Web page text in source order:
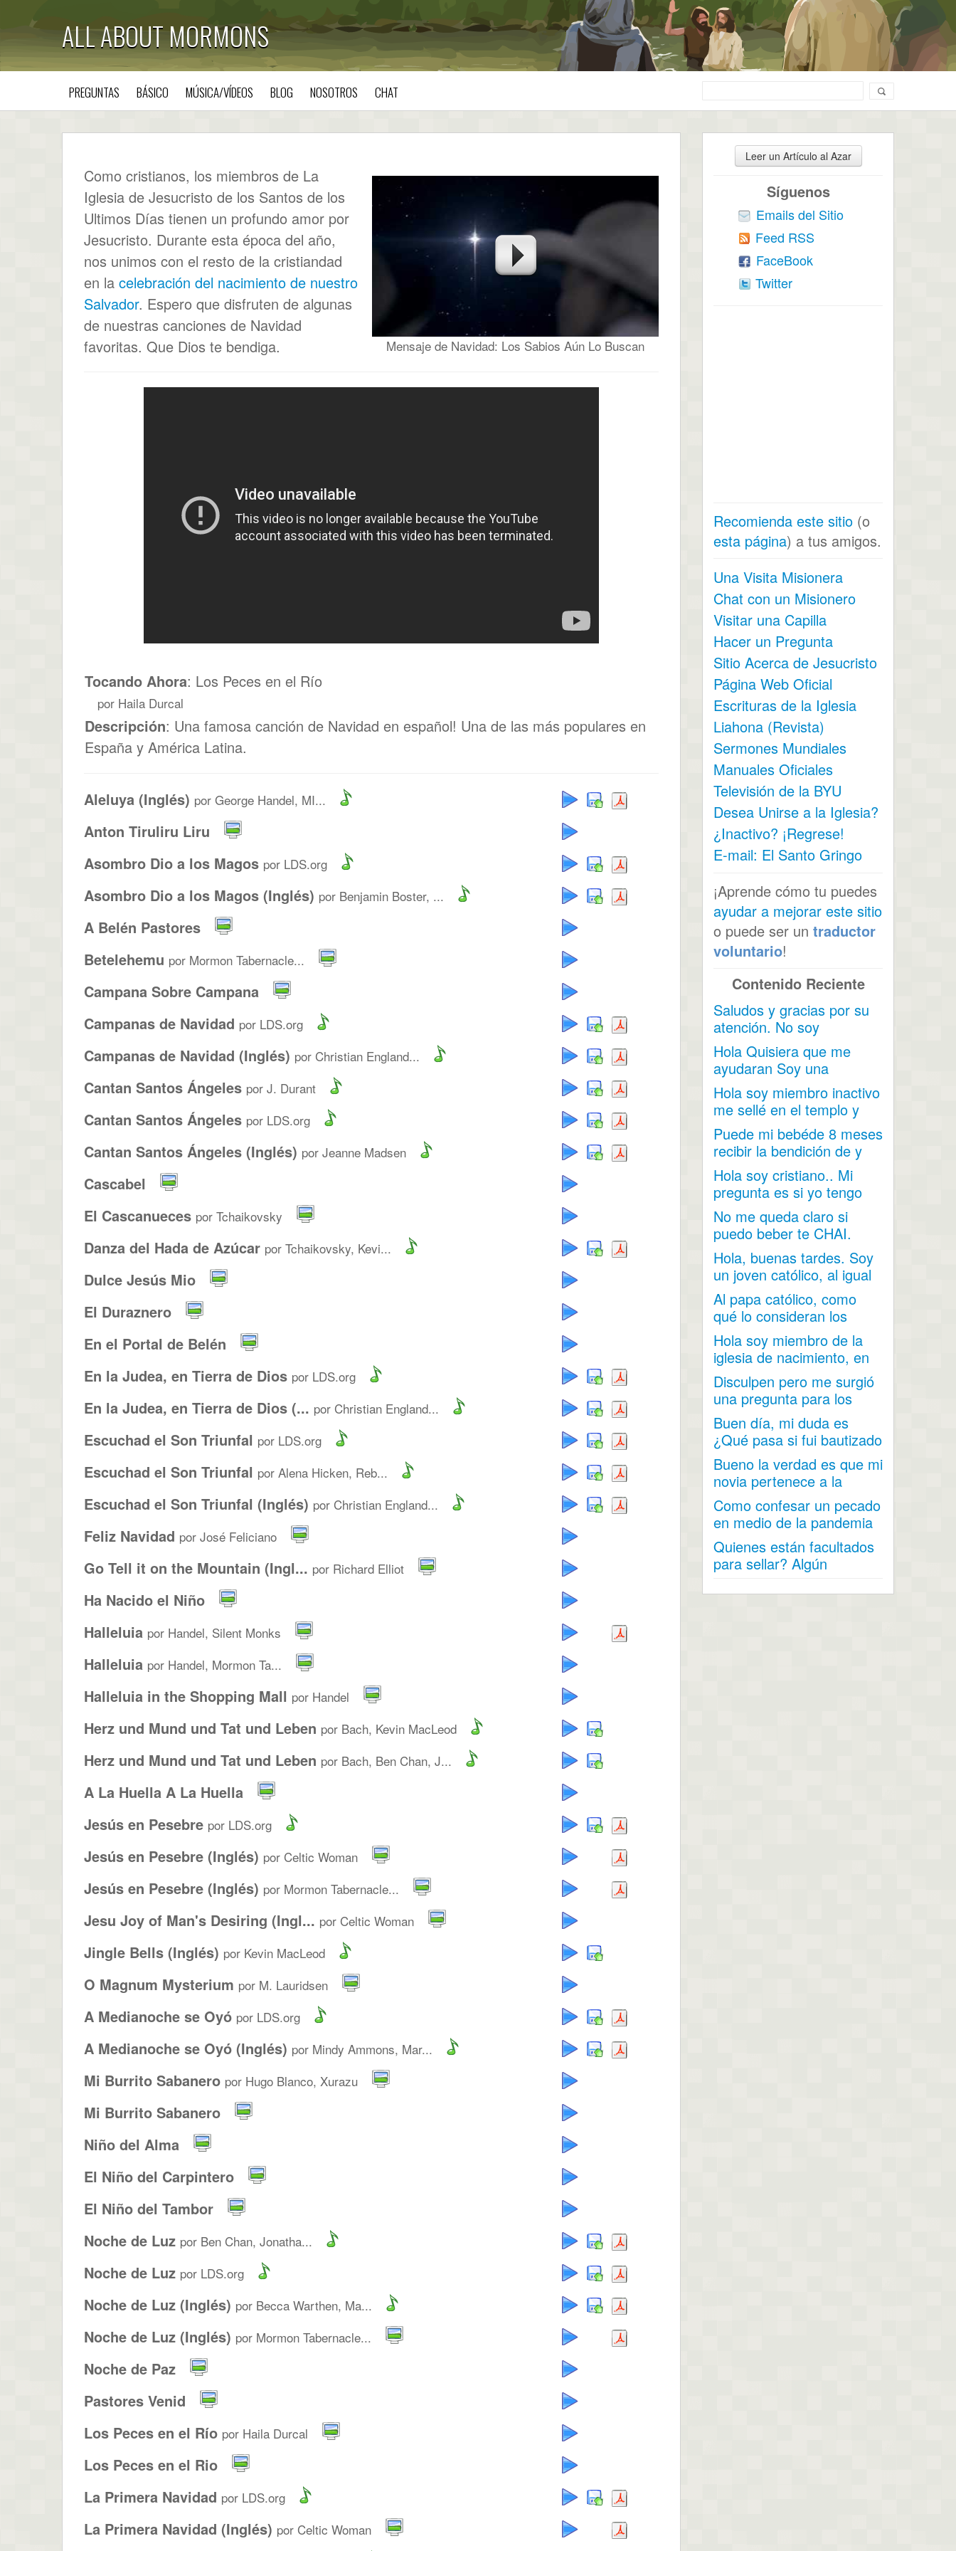
ALL ABOUT MORMONS
PREGUNTAS BÁSICO MÚSICA/VÍDEOS BLOG NOSOTROS CHAT
Mensaje de Navidad: Los Sabios Aún Lo Buscan
Como cristianos, los miembros de La
Iglesia de Jesucristo de los Santos de los
Ultimos Días tienen un profundo amor por
Jesucristo. Durante esta época del año,
nos unimos con el resto de la cristiandad
en la celebración del nacimiento de nuestro
Salvador. Espero que disfruten de algunas
de nuestras canciones de Navidad
favoritas. Que Dios te bendiga.
Tocando Ahora: Los Peces en el Río
por Haila Durcal
Descripción: Una famosa canción de Navidad en español! Una de las más populares en
España y América Latina.
Aleluya (Inglés) por George Handel, MI...
Anton Tiruliru Liru
Asombro Dio a los Magos por LDS.org
Asombro Dio a los Magos (Inglés) por Benjamin Boster, ...
A Belén Pastores
Betelehemu por Mormon Tabernacle...
Campana Sobre Campana
Campanas de Navidad por LDS.org
Campanas de Navidad (Inglés) por Christian England...
Cantan Santos Ángeles por J. Durant
Cantan Santos Ángeles por LDS.org
Cantan Santos Ángeles (Inglés) por Jeanne Madsen
Cascabel
El Cascanueces por Tchaikovsky
Danza del Hada de Azúcar por Tchaikovsky, Kevi...
Dulce Jesús Mio
El Duraznero
En el Portal de Belén
En la Judea, en Tierra de Dios por LDS.org
En la Judea, en Tierra de Dios (... por Christian England...
Escuchad el Son Triunfal por LDS.org
Escuchad el Son Triunfal por Alena Hicken, Reb...
Escuchad el Son Triunfal (Inglés) por Christian England...
Feliz Navidad por José Feliciano
Go Tell it on the Mountain (Ingl... por Richard Elliot
Ha Nacido el Niño
Halleluia por Handel, Silent Monks
Halleluia por Handel, Mormon Ta...
Halleluia in the Shopping Mall por Handel
Herz und Mund und Tat und Leben por Bach, Kevin MacLeod
Herz und Mund und Tat und Leben por Bach, Ben Chan, J...
A La Huella A La Huella
Jesús en Pesebre por LDS.org
Jesús en Pesebre (Inglés) por Celtic Woman
Jesús en Pesebre (Inglés) por Mormon Tabernacle...
Jesu Joy of Man's Desiring (Ingl... por Celtic Woman
Jingle Bells (Inglés) por Kevin MacLeod
O Magnum Mysterium por M. Lauridsen
A Medianoche se Oyó por LDS.org
A Medianoche se Oyó (Inglés) por Mindy Ammons, Mar...
Mi Burrito Sabanero por Hugo Blanco, Xurazu
Mi Burrito Sabanero
Niño del Alma
El Niño del Carpintero
El Niño del Tambor
Noche de Luz por Ben Chan, Jonatha...
Noche de Luz por LDS.org
Noche de Luz (Inglés) por Becca Warthen, Ma...
Noche de Luz (Inglés) por Mormon Tabernacle...
Noche de Paz
Pastores Venid
Los Peces en el Río por Haila Durcal
Los Peces en el Rio
La Primera Navidad por LDS.org
La Primera Navidad (Inglés) por Celtic Woman
Leer un Artículo al Azar
Síguenos
Emails del Sitio
Feed RSS
FaceBook
Twitter
Recomienda este sitio (o
esta página) a tus amigos.
Una Visita Misionera
Chat con un Misionero
Visitar una Capilla
Hacer un Pregunta
Sitio Acerca de Jesucristo
Página Web Oficial
Escrituras de la Iglesia
Liahona (Revista)
Sermones Mundiales
Manuales Oficiales
Televisión de la BYU
Desea Unirse a la Iglesia?
¿Inactivo? ¡Regrese!
E-mail: El Santo Gringo
¡Aprende cómo tu puedes
ayudar a mejorar este sitio
o puede ser un traductor
voluntario!
Contenido Reciente
Saludos y gracias por su
atención. No soy
mormona pero tengo una
amiga...
Hola Quisiera que me
ayudaran Soy una
persona miembro pero...
Hola soy miembro inactivo
me sellé en el templo y
mis hijos nacieron...
Puede mi bebéde 8 meses
recibir la bendición de y
darle su nombre...
Hola soy cristiano.. Mi
pregunta es si yo tengo
unos comerciales y lo...
No me queda claro si
puedo beber te CHAI.
Contiene cardamomo,
hinojo...
Hola, buenas tardes. Soy
un joven católico, al igual
que mi...
Al papa católico, como
qué lo consideran los
mormones?
Hola soy miembro de la
iglesia de nacimiento, en
mi adolescencia me...
Disculpen pero me surgió
una pregunta para los
hombres (soy hombre) ¿...
Buen día, mi duda es
¿Qué pasa si fui bautizado
a los 15 años y...
Bueno la verdad es que mi
novia pertenece a la
iglesia y me a contado...
Como confesar un pecado
en medio de la pandemia
por el covid 19 cuando...
Quienes están facultados
para sellar? Algún
dicho...